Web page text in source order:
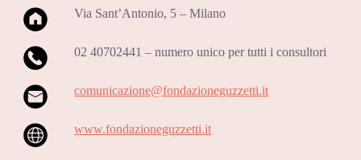
Via Sant’Antonio, 5 – Milano
02 40702441 – numero unico per tutti i consultori
comunicazione@fondazioneguzzetti.it
www.fondazioneguzzetti.it